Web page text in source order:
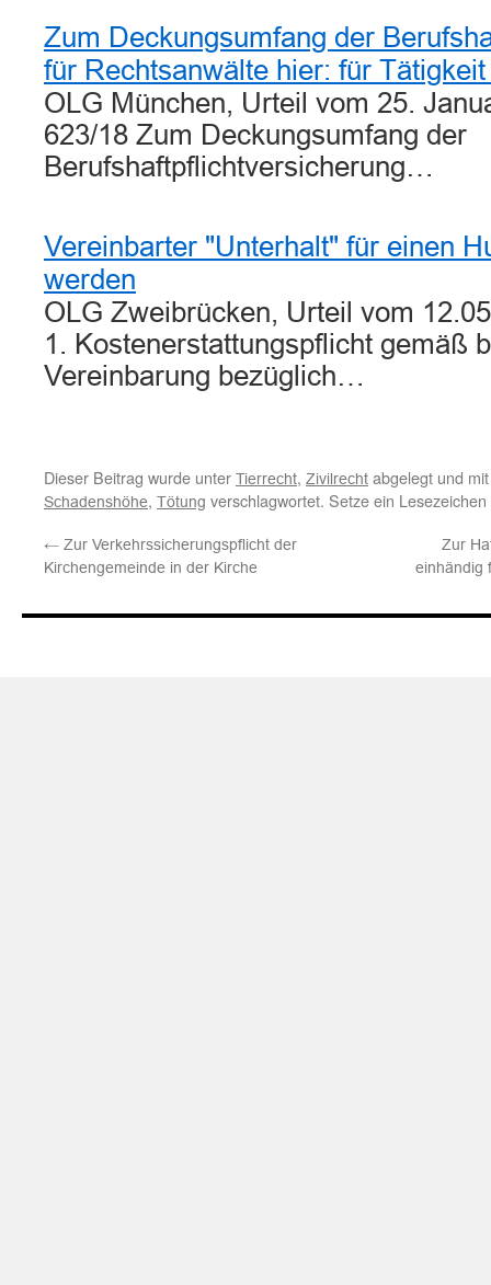
Zum Deckungsumfang der
für Rechtsanwälte hier: für
OLG München, Urteil vom 25.
623/18 Zum Deckungsumfang der
Berufshaftpflichtversicherung…
Vereinbarter "Unterhalt" für einen
werden
OLG Zweibrücken, Urteil vom
1. Kostenerstattungspflicht gemäß
Vereinbarung bezüglich…
Dieser Beitrag wurde unter Tierrecht, Zivilrecht abgelegt und
Schadenshöhe, Tötung verschlagwortet. Setze ein
← Zur Verkehrssicherungspflicht der
Kirchengemeinde in der Kirche
Zur
einhändig